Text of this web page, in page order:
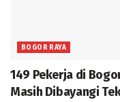
BOGOR RAYA
149 Pekerja di
Masih Dibayangi